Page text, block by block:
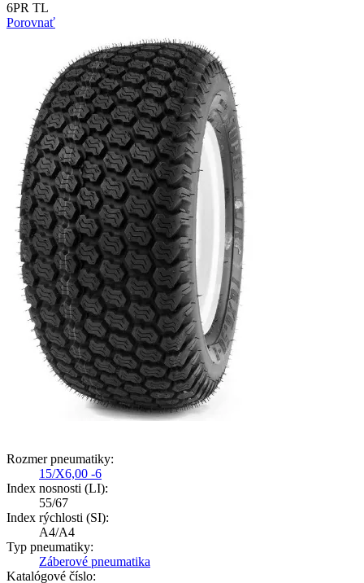
6PR TL
Porovnať
Rozmer pneumatiky:
15/X6,00 -6
Index nosnosti (LI):
55/67
Index rýchlosti (SI):
A4/A4
Typ pneumatiky:
Záberové pneumatika
Katalógové číslo: